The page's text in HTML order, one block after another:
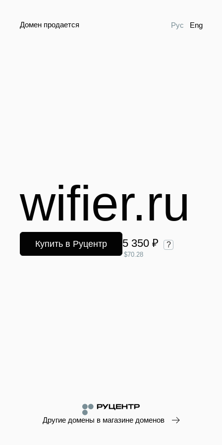
Домен продается Рус Eng
wifier.ru
Купить в Руцентр 5 350 ₽ ?
$70.28
Другие домены в магазине доменов